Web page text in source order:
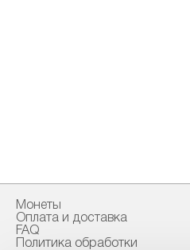
Монеты
Оплата и доставка
FAQ
Политика обработки